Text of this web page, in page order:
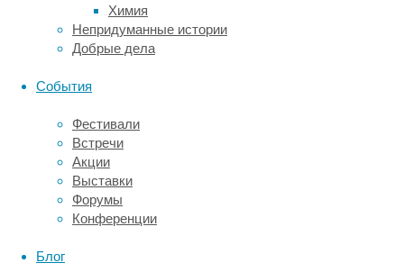
Химия
Непридуманные истории
Добрые дела
События
Фестивали
Встречи
Акции
Выставки
Форумы
Конференции
Блог
статье
в
Journal
Cognition
Development
психологи
описывают
достаточно
простой
эксперимент,